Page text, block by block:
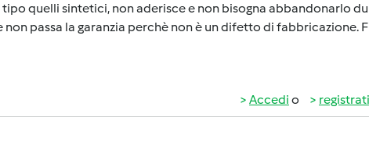
quelli sintetici, non aderisce e non bisogna abbandonarlo
non passa la garanzia perchè non è un difetto di fabbricazione.
Accedi o registrati